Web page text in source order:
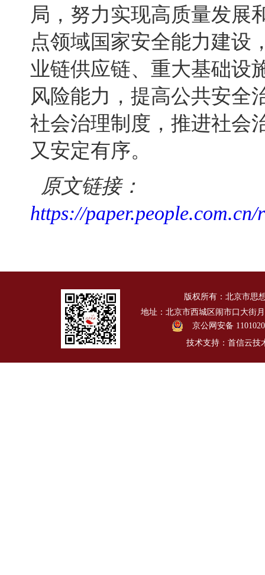
局，努力实现高质量发展
点领域国家安全能力建设
业链供应链、重大基础设
风险能力，提高公共安全
社会治理制度，推进社会
又安定有序。
原文链接：
https://
版权所有：北京市思
地址：北京市西城区闹市口大街
京公网安备
技术支持：首信云技